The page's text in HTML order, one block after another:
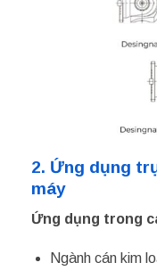
2. Ứng dụng
máy
Ứng dụng trong
Ngành cán kim